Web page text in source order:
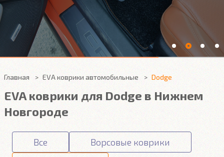
Главная EVA коврики автомобильные Dodge
EVA коврики для Dodge в Нижнем
Новгороде
Все
Ворсовые коврики